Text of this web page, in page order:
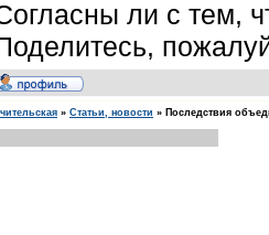
ли с тем,
» Статьи, новости » Последствия